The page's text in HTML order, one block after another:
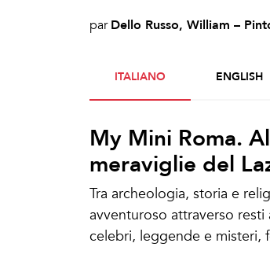
par Dello Russo, William –
ITALIANO ENGLISH
My Mini Roma.
meraviglie del
Tra archeologia, storia e
avventuroso attraverso
celebri, leggende e misteri,